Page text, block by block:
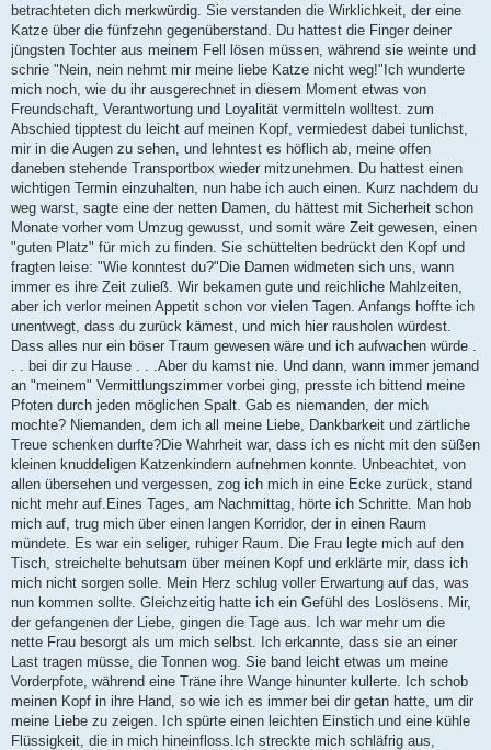
betrachteten dich merkwürdig. Sie verstanden die Wirklichkeit, der eine
Katze über die fünfzehn gegenüberstand. Du hattest die Finger deiner
jüngsten Tochter aus meinem Fell lösen müssen, während sie weinte und
schrie "Nein, nein nehmt mir meine liebe Katze nicht weg!"Ich wunderte
mich noch, wie du ihr ausgerechnet in diesem Moment etwas von
Freundschaft, Verantwortung und Loyalität vermitteln wolltest. zum
Abschied tipptest du leicht auf meinen Kopf, vermiedest dabei tunlichst,
mir in die Augen zu sehen, und lehntest es höflich ab, meine offen
daneben stehende Transportbox wieder mitzunehmen. Du hattest einen
wichtigen Termin einzuhalten, nun habe ich auch einen. Kurz nachdem du
weg warst, sagte eine der netten Damen, du hättest mit Sicherheit schon
Monate vorher vom Umzug gewusst, und somit wäre Zeit gewesen, einen
"guten Platz" für mich zu finden. Sie schüttelten bedrückt den Kopf und
fragten leise: "Wie konntest du?"Die Damen widmeten sich uns, wann
immer es ihre Zeit zuließ. Wir bekamen gute und reichliche Mahlzeiten,
aber ich verlor meinen Appetit schon vor vielen Tagen. Anfangs hoffte ich
unentwegt, dass du zurück kämest, und mich hier rausholen würdest.
Dass alles nur ein böser Traum gewesen wäre und ich aufwachen würde .
. . bei dir zu Hause . . .Aber du kamst nie. Und dann, wann immer jemand
an "meinem" Vermittlungszimmer vorbei ging, presste ich bittend meine
Pfoten durch jeden möglichen Spalt. Gab es niemanden, der mich
mochte? Niemanden, dem ich all meine Liebe, Dankbarkeit und zärtliche
Treue schenken durfte?Die Wahrheit war, dass ich es nicht mit den süßen
kleinen knuddeligen Katzenkindern aufnehmen konnte. Unbeachtet, von
allen übersehen und vergessen, zog ich mich in eine Ecke zurück, stand
nicht mehr auf.Eines Tages, am Nachmittag, hörte ich Schritte. Man hob
mich auf, trug mich über einen langen Korridor, der in einen Raum
mündete. Es war ein seliger, ruhiger Raum. Die Frau legte mich auf den
Tisch, streichelte behutsam über meinen Kopf und erklärte mir, dass ich
mich nicht sorgen solle. Mein Herz schlug voller Erwartung auf das, was
nun kommen sollte. Gleichzeitig hatte ich ein Gefühl des Loslösens. Mir,
der gefangenen der Liebe, gingen die Tage aus. Ich war mehr um die
nette Frau besorgt als um mich selbst. Ich erkannte, dass sie an einer
Last tragen müsse, die Tonnen wog. Sie band leicht etwas um meine
Vorderpfote, während eine Träne ihre Wange hinunter kullerte. Ich schob
meinen Kopf in ihre Hand, so wie ich es immer bei dir getan hatte, um dir
meine Liebe zu zeigen. Ich spürte einen leichten Einstich und eine kühle
Flüssigkeit, die in mich hineinfloss.Ich streckte mich schläfrig aus,